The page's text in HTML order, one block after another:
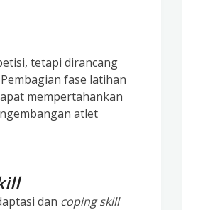
tetapi dirancang
fase latihan
mempertahankan
atlet
dan coping skill